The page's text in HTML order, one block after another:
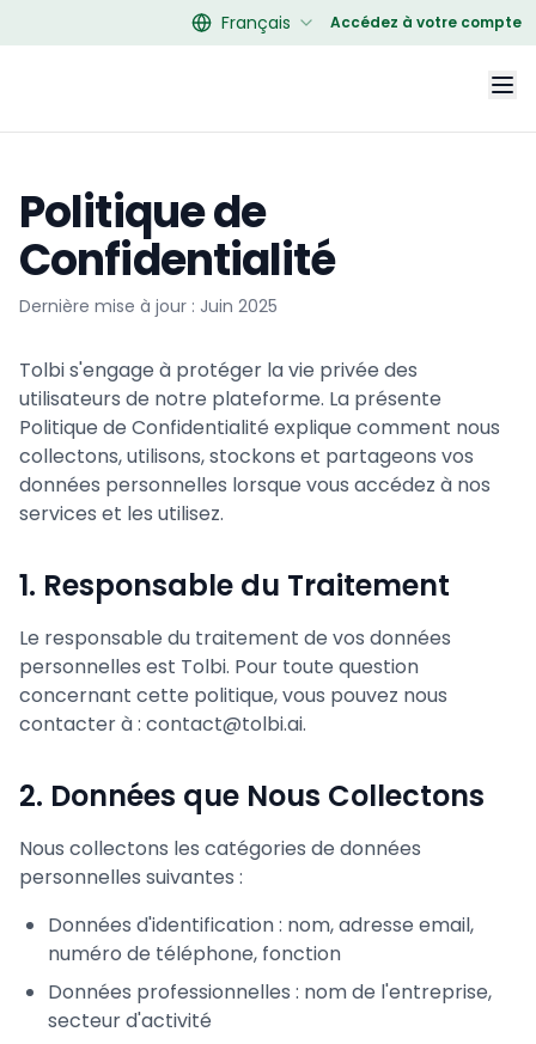
Français Accédez à votre compte
Politique de
Confidentialité
Dernière mise à jour : Juin 2025
Tolbi s'engage à protéger la vie privée des
utilisateurs de notre plateforme. La présente
Politique de Confidentialité explique comment nous
collectons, utilisons, stockons et partageons vos
données personnelles lorsque vous accédez à nos
services et les utilisez.
1. Responsable du Traitement
Le responsable du traitement de vos données
personnelles est Tolbi. Pour toute question
concernant cette politique, vous pouvez nous
contacter à : contact@tolbi.ai.
2. Données que Nous Collectons
Nous collectons les catégories de données
personnelles suivantes :
Données d'identification : nom, adresse email,
numéro de téléphone, fonction
Données professionnelles : nom de l'entreprise,
secteur d'activité